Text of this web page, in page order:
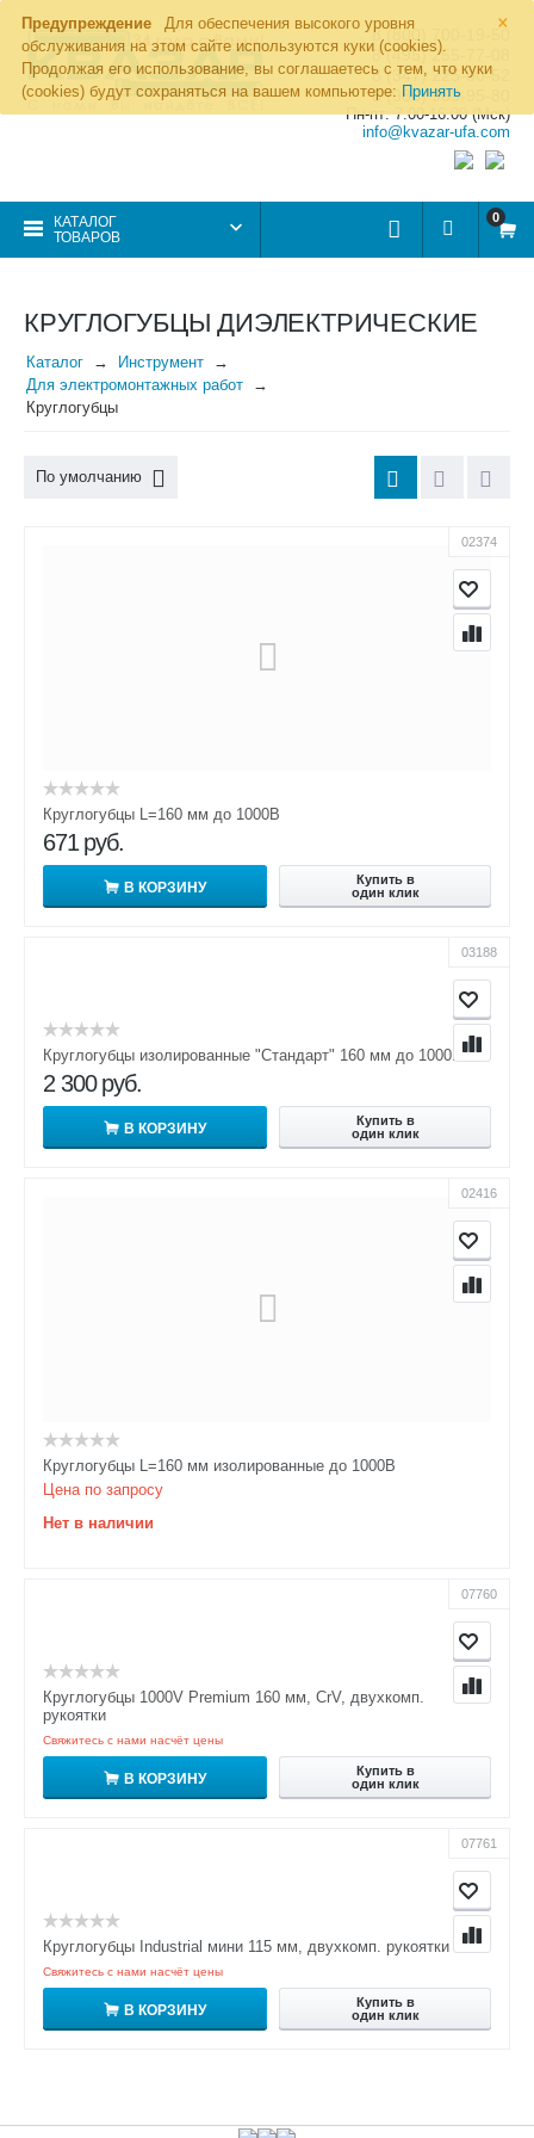
×
Предупреждение
Для обеспечения высокого уровня
обслуживания на этом сайте используются куки (cookies).
Продолжая его использование, вы соглашаетесь с тем, что куки
(cookies) будут сохраняться на вашем компьютере: Принять
8 (800) 700-19-50
8 (495) 255-77-08
8 (347) 225-00-52
8 (986) 963-95-80
Пн-пт: 7.00-16.00 (Мск)
info@kvazar-ufa.com
КАТАЛОГ
ТОВАРОВ
0
КРУГЛОГУБЦЫ ДИЭЛЕКТРИЧЕСКИЕ
Каталог
Инструмент
Для электромонтажных работ
Круглогубцы
По умолчанию
02374
Круглогубцы L=160 мм до 1000В
671 руб.
В КОРЗИНУ
Купить в
один клик
03188
Круглогубцы изолированные "Стандарт" 160 мм до 1000В
2 300 руб.
В КОРЗИНУ
Купить в
один клик
02416
Круглогубцы L=160 мм изолированные до 1000В
Цена по запросу
Нет в наличии
07760
Круглогубцы 1000V Premium 160 мм, CrV, двухкомп.
рукоятки
Свяжитесь с нами насчёт цены
В КОРЗИНУ
Купить в
один клик
07761
Круглогубцы Industrial мини 115 мм, двухкомп. рукоятки
Свяжитесь с нами насчёт цены
В КОРЗИНУ
Купить в
один клик